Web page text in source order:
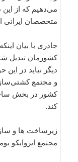
می‌دهیم که از این
متخصصان ایرانی
جادری با بیان
کشورمان تبدیل
دیگر نباید در
و مجتمع
کشور در بخش
کند.
زیرساخت ها و
مجتمع